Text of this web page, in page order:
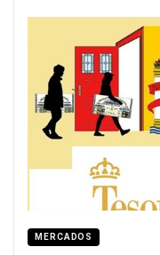
MERCADOS